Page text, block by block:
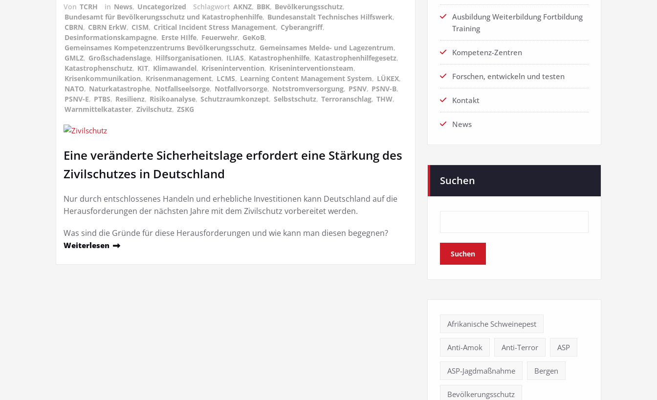
Von TCRH in News, Uncategorized Schlagwort AKNZ, BBK, Bevölkerungsschutz,
Bundesamt für Bevölkerungsschutz und Katastrophenhilfe, Bundesanstalt Technisches Hilfswerk,
CBRN, CBRN ErkW, CISM, Critical Incident Stress Management, Cyberangriff,
Desinformationskampagne, Erste HIlfe, Feuerwehr, GeKoB,
Gemeinsames Kompetenzzentrums Bevölkerungsschutz, Gemeinsames Melde- und Lagezentrum,
GMLZ, Großschadenslage, Hilfsorganisationen, ILIAS, Katastrophenhilfe, Katastrophenhilfegesetz,
Katastrophenschutz, KIT, Klimawandel, Krisenintervention, Kriseninterventionsteam,
Krisenkommunikation, Krisenmanagement, LCMS, Learning Content Management System, LÜKEX,
NATO, Naturkatastrophe, Notfallseelsorge, Notfallvorsorge, Notstromversorgung, PSNV, PSNV-B,
PSNV-E, PTBS, Resilienz, Risikoanalyse, Schutzraumkonzept, Selbstschutz, Terroranschlag, THW,
Warnmittelkataster, Zivilschutz, ZSKG
Eine veränderte Sicherheitslage erfordert eine Stärkung des
Zivilschutzes in Deutschland
Nur durch entschlossenes Handeln und erhebliche Investitionen kann Deutschland auf die
Herausforderungen der nächsten Jahre mit dem Zivilschutz vorbereitet werden.
Was sind die Gründe für diese Herausforderungen und wie kann man diesen begegnen?
Weiterlesen
Ausbildung Weiterbildung Fortbildung
Training
Kompetenz-Zentren
Forschen, entwickeln und testen
Kontakt
News
Suchen
Suchen
Afrikanische Schweinepest
Anti-Amok Anti-Terror ASP
ASP-Jagdmaßnahme Bergen
Bevölkerungsschutz